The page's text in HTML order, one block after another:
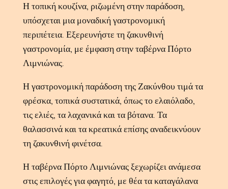
Η τοπική κουζίνα, ριζωμένη στην παράδοση,
υπόσχεται μια μοναδική γαστρονομική
περιπέτεια. Εξερευνήστε τη ζακυνθινή
γαστρονομία, με έμφαση στην ταβέρνα Πόρτο
Λιμνιώνας.
Η γαστρονομική παράδοση της Ζακύνθου τιμά τα
φρέσκα, τοπικά συστατικά, όπως το ελαιόλαδο,
τις ελιές, τα λαχανικά και τα βότανα. Τα
θαλασσινά και τα κρεατικά επίσης αναδεικνύουν
τη ζακυνθινή φινέτσα.
Η ταβέρνα Πόρτο Λιμνιώνας ξεχωρίζει ανάμεσα
στις επιλογές για φαγητό, με θέα τα καταγάλανα